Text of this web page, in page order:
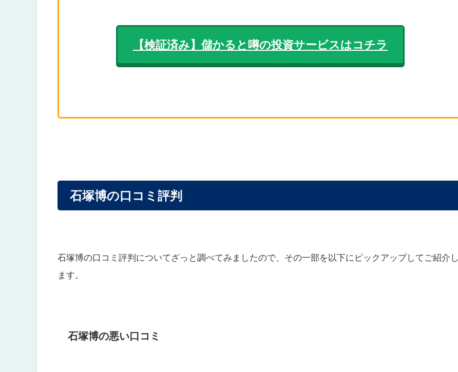
【検証済み】儲かると噂の投資サービスはコチラ
石塚博の口コミ評判
石塚博の口コミ評判についてざっと調べてみましたので、その一部を 以下にピックアップしてご紹介し
ます。
石塚博の悪い口コミ